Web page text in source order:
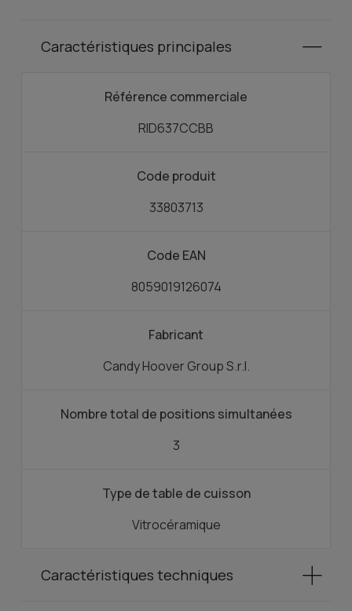
Caractéristiques principales
Référence commerciale
RID637CCBB
Code produit
33803713
Code EAN
8059019126074
Fabricant
Candy Hoover Group S.r.l.
Nombre total de positions simultanées
3
Type de table de cuisson
Vitrocéramique
Caractéristiques techniques